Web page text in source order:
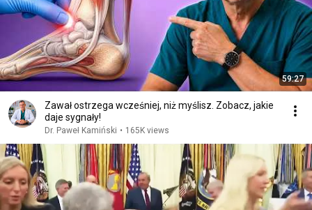
59:27
Zawał ostrzega wcześniej, niż myślisz. Zobacz, jakie
daje sygnały!
Dr. Paweł Kamiński • 165K views